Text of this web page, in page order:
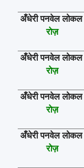
अँधेरी पनवेल लोकल
रोज़
अँधेरी पनवेल लोकल
रोज़
अँधेरी पनवेल लोकल
रोज़
अँधेरी पनवेल लोकल
रोज़